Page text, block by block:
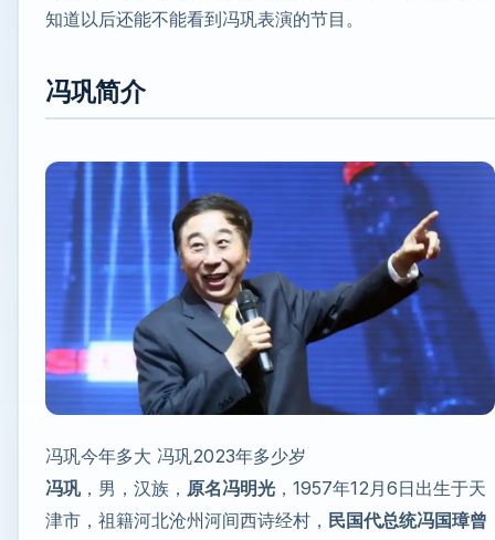
知道以后还能不能看到冯巩表演的节目。
冯巩简介
冯巩今年多大 冯巩2023年多少岁
冯巩 ，男，汉族， 原名冯明光 ，1957年12月6日出生于天
津市，祖籍河北沧州河间西诗经村， 民国代总统冯国璋曾